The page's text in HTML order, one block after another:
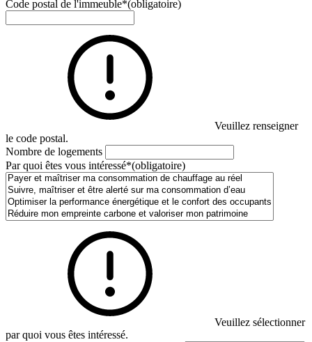
Code postal de l'immeuble*(obligatoire)
Veuillez renseigner
le code postal.
Nombre de logements
Par quoi êtes vous intéressé*(obligatoire)
Veuillez sélectionner
par quoi vous êtes intéressé.